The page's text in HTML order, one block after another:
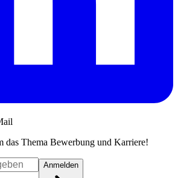
das Thema Bewerbung und Karriere!
Anmelden